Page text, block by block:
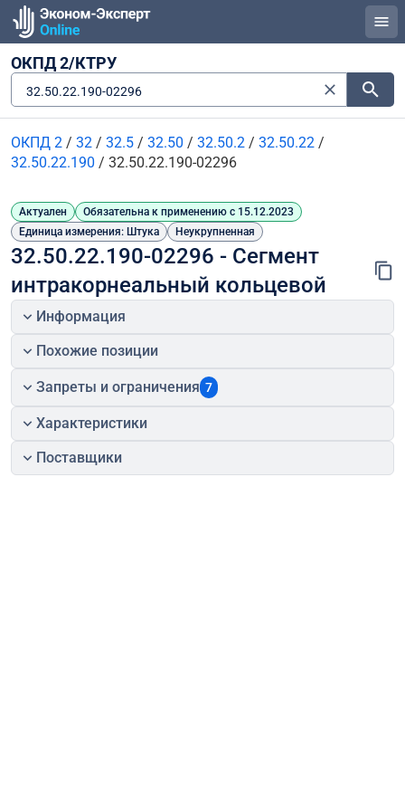
ОКПД 2/КТРУ
32.50.22.190-02296
ОКПД 2 / 32 / 32.5 / 32.50 / 32.50.2 / 32.50.22 /
32.50.22.190 / 32.50.22.190-02296
Актуален
Обязательна к применению с 15.12.2023
Единица измерения: Штука
Неукрупненная
32.50.22.190-02296 - Сегмент
интракорнеальный кольцевой
Информация
Похожие позиции
Запреты и ограничения 7
Характеристики
Поставщики